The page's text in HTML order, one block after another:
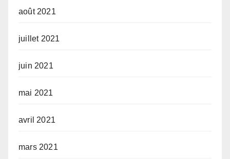
août 2021
juillet 2021
juin 2021
mai 2021
avril 2021
mars 2021